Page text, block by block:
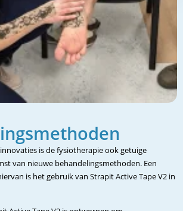
is de fysiotherapie ook getuige
van nieuwe behandelingsmethoden. Een
is het gebruik van Strapit Active Tape V2 in